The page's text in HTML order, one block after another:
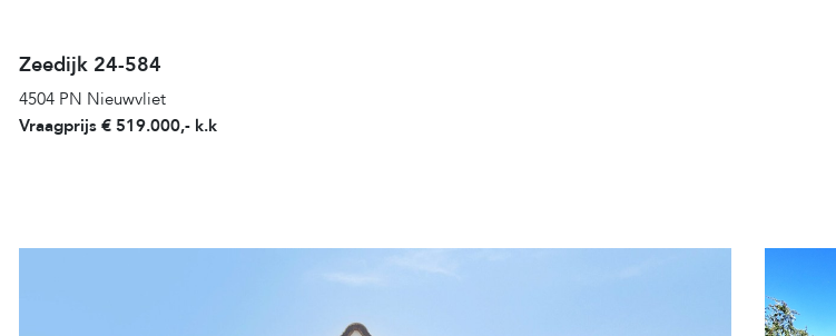
Zeedijk 24-584
4504 PN Nieuwvliet
Vraagprijs € 519.000,- k.k